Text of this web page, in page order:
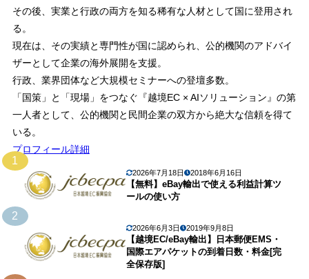
その後、実業と行政の両方を知る稀有な人材として国に登用され
る。
現在は、その実績と専門性が国に認められ、公的機関のアドバイ
ザーとして企業の海外展開を支援。
行政、業界団体など大規模セミナーへの登壇多数。
「国策」と「現場」をつなぐ『越境EC × AIソリューション』の第
一人者として、公的機関と民間企業の双方から絶大な信頼を得て
いる。
プロフィール詳細
1
2026年7月18日 2018年6月16日
【無料】eBay輸出で使える利益計算ツ
ールの使い方
2
2026年6月3日 2019年9月8日
【越境EC/eBay輸出】日本郵便EMS・
国際エアパケットの到着日数・料金[完
全保存版]